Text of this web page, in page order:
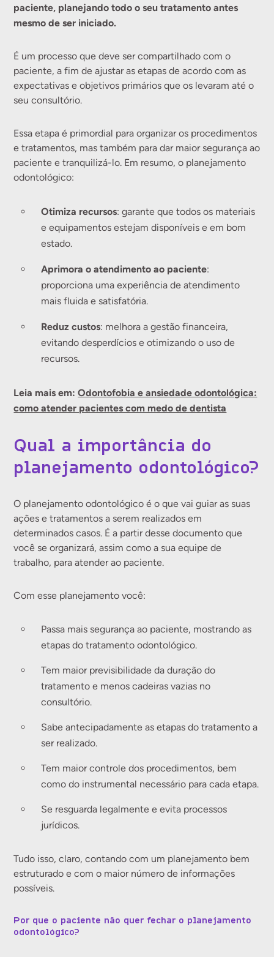
paciente, planejando todo o seu tratamento antes
mesmo de ser iniciado.
É um processo que deve ser compartilhado com o
paciente, a fim de ajustar as etapas de acordo com as
expectativas e objetivos primários que os levaram até o
seu consultório.
Essa etapa é primordial para organizar os procedimentos
e tratamentos, mas também para dar maior segurança ao
paciente e tranquilizá-lo. Em resumo, o planejamento
odontológico:
Otimiza recursos: garante que todos os materiais
e equipamentos estejam disponíveis e em bom
estado.
Aprimora o atendimento ao paciente:
proporciona uma experiência de atendimento
mais fluida e satisfatória.
Reduz custos: melhora a gestão financeira,
evitando desperdícios e otimizando o uso de
recursos.
Leia mais em:Odontofobia e ansiedade odontológica:
como atender pacientes com medo de dentista
Qual a importância do
planejamento odontológico?
O planejamento odontológico é o que vai guiar as suas
ações e tratamentos a serem realizados em
determinados casos. É a partir desse documento que
você se organizará, assim como a sua equipe de
trabalho, para atender ao paciente.
Com esse planejamento você:
Passa mais segurança ao paciente, mostrando as
etapas do tratamento odontológico.
Tem maior previsibilidade da duração do
tratamento e menos cadeiras vazias no
consultório.
Sabe antecipadamente as etapas do tratamento a
ser realizado.
Tem maior controle dos procedimentos, bem
como do instrumental necessário para cada etapa.
Se resguarda legalmente e evita processos
jurídicos.
Tudo isso, claro, contando com um planejamento bem
estruturado e com o maior número de informações
possíveis.
Por que o paciente não quer fechar o planejamento
odontológico?